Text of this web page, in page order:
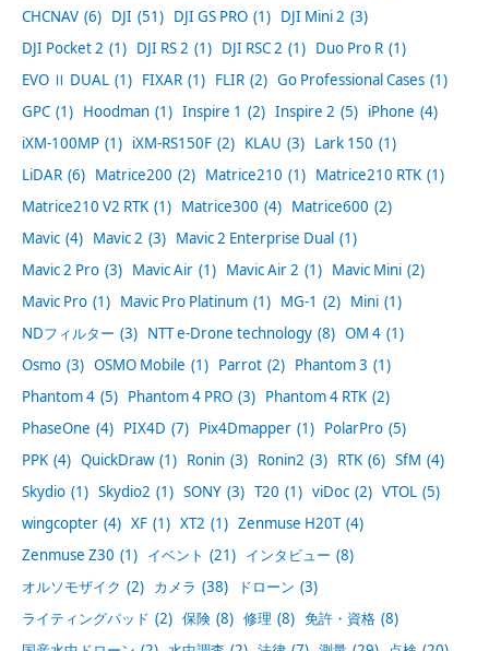
CHCNAV (6) DJI (51) DJI GS PRO (1) DJI Mini 2 (3)
DJI Pocket 2 (1) DJI RS 2 (1) DJI RSC 2 (1) Duo Pro R (1)
EVO Ⅱ DUAL (1) FIXAR (1) FLIR (2) Go Professional Cases (1)
GPC (1) Hoodman (1) Inspire 1 (2) Inspire 2 (5) iPhone (4)
iXM-100MP (1) iXM-RS150F (2) KLAU (3) Lark 150 (1)
LiDAR (6) Matrice200 (2) Matrice210 (1) Matrice210 RTK (1)
Matrice210 V2 RTK (1) Matrice300 (4) Matrice600 (2)
Mavic (4) Mavic 2 (3) Mavic 2 Enterprise Dual (1)
Mavic 2 Pro (3) Mavic Air (1) Mavic Air 2 (1) Mavic Mini (2)
Mavic Pro (1) Mavic Pro Platinum (1) MG-1 (2) Mini (1)
NDフィルター (3) NTT e-Drone technology (8) OM 4 (1)
Osmo (3) OSMO Mobile (1) Parrot (2) Phantom 3 (1)
Phantom 4 (5) Phantom 4 PRO (3) Phantom 4 RTK (2)
PhaseOne (4) PIX4D (7) Pix4Dmapper (1) PolarPro (5)
PPK (4) QuickDraw (1) Ronin (3) Ronin2 (3) RTK (6) SfM (4)
Skydio (1) Skydio2 (1) SONY (3) T20 (1) viDoc (2) VTOL (5)
wingcopter (4) XF (1) XT2 (1) Zenmuse H20T (4)
Zenmuse Z30 (1) イベント (21) インタビュー (8)
オルソモザイク (2) カメラ (38) ドローン (3)
ライティングパッド (2) 保険 (8) 修理 (8) 免許・資格 (8)